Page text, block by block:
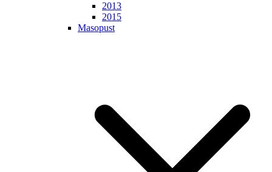
2013
2015
Masopust